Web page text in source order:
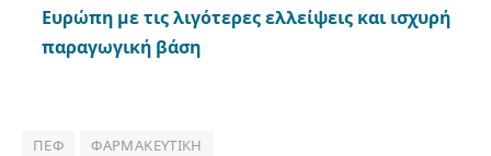
Ευρώπη με τις λιγότερες ελλείψεις και ισχυρή
παραγωγική βάση
ΠΕΦ ΦΑΡΜΑΚΕΥΤΙΚΉ